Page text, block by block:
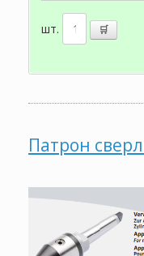
шт.
Патрон